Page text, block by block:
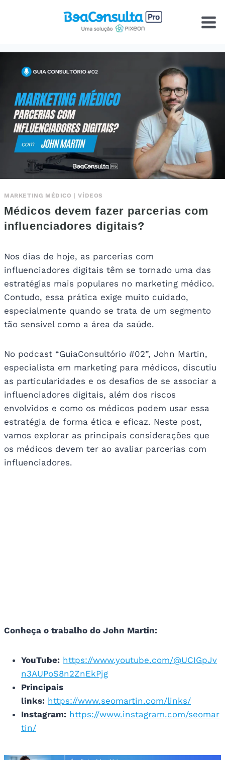
MARKETING MÉDICO |VÍDEOS
Médicos devem fazer parcerias com
influenciadores digitais?
Nos dias de hoje, as parcerias com
influenciadores digitais têm se tornado uma das
estratégias mais populares no marketing médico.
Contudo, essa prática exige muito cuidado,
especialmente quando se trata de um segmento
tão sensível como a área da saúde.
No podcast “GuiaConsultório #02”, John Martin,
especialista em marketing para médicos, discutiu
as particularidades e os desafios de se associar a
influenciadores digitais, além dos riscos
envolvidos e como os médicos podem usar essa
estratégia de forma ética e eficaz. Neste post,
vamos explorar as principais considerações que
os médicos devem ter ao avaliar parcerias com
influenciadores.
Conheça o trabalho do John Martin:
YouTube: https://www.youtube.com/@UCIGpJv
n3AUPoS8n2ZnEkPjg
Principais
links: https://www.seomartin.com/links/
Instagram: https://www.instagram.com/seomar
tin/